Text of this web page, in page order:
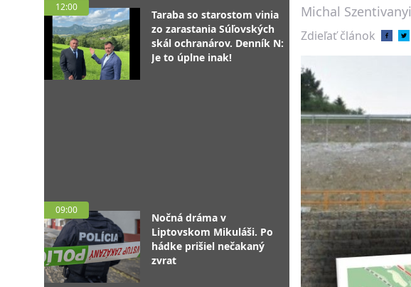
12:00
Taraba so starostom vinia
zo zarastania Súľovských
skál ochranárov. Denník N:
Je to úplne inak!
09:00
Nočná dráma v
Liptovskom Mikuláši. Po
hádke prišiel nečakaný
zvrat
Michal Szentivanyi
Zdieľať článok